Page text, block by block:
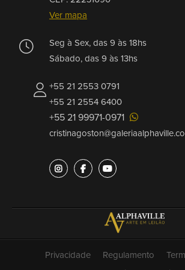
Ver mapa
Seg à Sex, das 9 às 18hs
Sábado, das 9 às 13hs
+55 21 2553 0791
+55 21 2554 6400
+55 21 99971-0971
Privacidade Regulamento